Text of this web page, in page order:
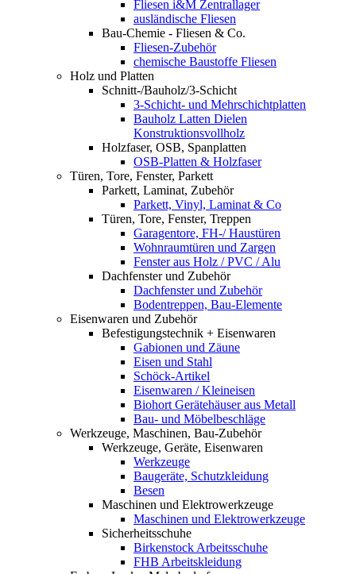
Fliesen i&M Zentrallager
ausländische Fliesen
Bau-Chemie - Fliesen & Co.
Fliesen-Zubehör
chemische Baustoffe Fliesen
Holz und Platten
Schnitt-/Bauholz/3-Schicht
3-Schicht- und Mehrschichtplatten
Bauholz Latten Dielen
Konstruktionsvollholz
Holzfaser, OSB, Spanplatten
OSB-Platten & Holzfaser
Türen, Tore, Fenster, Parkett
Parkett, Laminat, Zubehör
Parkett, Vinyl, Laminat & Co
Türen, Tore, Fenster, Treppen
Garagentore, FH-/ Haustüren
Wohnraumtüren und Zargen
Fenster aus Holz / PVC / Alu
Dachfenster und Zubehör
Dachfenster und Zubehör
Bodentreppen, Bau-Elemente
Eisenwaren und Zubehör
Befestigungstechnik + Eisenwaren
Gabionen und Zäune
Eisen und Stahl
Schöck-Artikel
Eisenwaren / Kleineisen
Biohort Gerätehäuser aus Metall
Bau- und Möbelbeschläge
Werkzeuge, Maschinen, Bau-Zubehör
Werkzeuge, Geräte, Eisenwaren
Werkzeuge
Baugeräte, Schutzkleidung
Besen
Maschinen und Elektrowerkzeuge
Maschinen und Elektrowerkzeuge
Sicherheitsschuhe
Birkenstock Arbeitsschuhe
FHB Arbeitskleidung